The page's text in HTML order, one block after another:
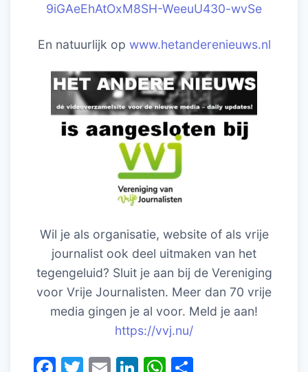
9iGAeEhAtOxM8SH-WeeuU430-wvSe
En natuurlijk op www.hetanderenieuws.nl
Wil je als organisatie, website of als vrije
journalist ook deel uitmaken van het
tegengeluid? Sluit je aan bij de Vereniging
voor Vrije Journalisten. Meer dan 70 vrije
media gingen je al voor. Meld je aan!
https://vvj.nu/